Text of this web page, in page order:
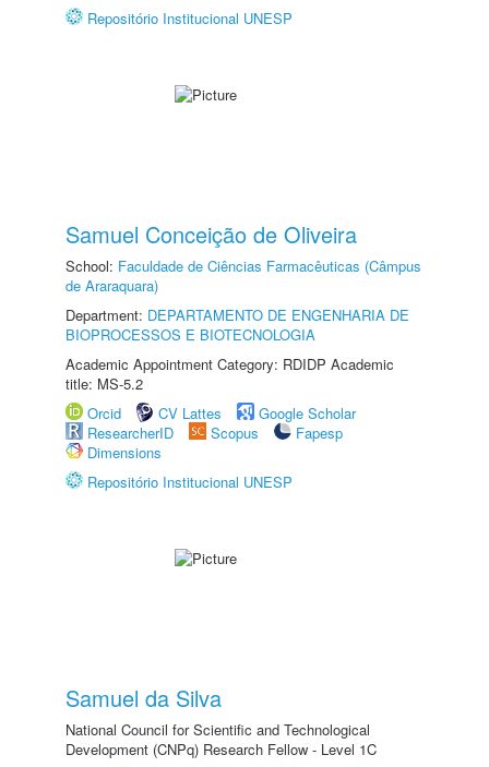
Repositório Institucional UNESP
Samuel Conceição de Oliveira
School: Faculdade de Ciências Farmacêuticas (Câmpus
de Araraquara)
Department: DEPARTAMENTO DE ENGENHARIA DE
BIOPROCESSOS E BIOTECNOLOGIA
Academic Appointment Category: RDIDP Academic
title: MS-5.2
Orcid
CV Lattes
Google Scholar
ResearcherID
Scopus
Fapesp
Dimensions
Repositório Institucional UNESP
Samuel da Silva
National Council for Scientific and Technological
Development (CNPq) Research Fellow - Level 1C